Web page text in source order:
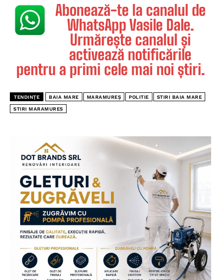
Abonează-te la canalul de
WhatsApp Vasile Dale.
Urmărește canalul și
activează notificările
pentru a primi cele mai noi știri.
TENDINȚE BAIA MARE MARAMUREȘ POLITIE STIRI BAIA MARE
STIRI MARAMURES